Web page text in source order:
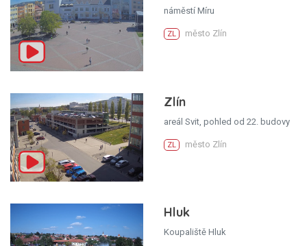
náměstí Míru
ZL město Zlín
Zlín
areál Svit, pohled od 22. budovy
ZL město Zlín
Hluk
Koupaliště Hluk